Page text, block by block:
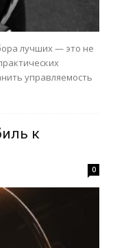
лучших — это не
управляемость
к
0